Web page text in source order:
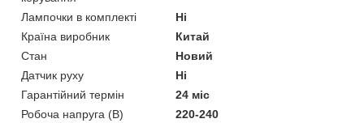
Лампочки в комплекті
Ні
Країна виробник
Китай
Стан
Новий
Датчик руху
Ні
Гарантійний термін
24 міс
Робоча напруга (В)
220-240